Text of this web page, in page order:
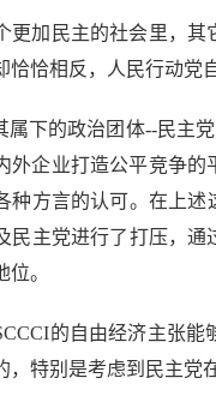
民主的社会里，其它
恰恰相反，人民行动党
的政治团体--民主党
外企业打造公平竞争
种方言的认可。在上述
民主党进行了打压，通
。
的自由经济主张能够
，特别是考虑到民主党